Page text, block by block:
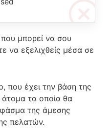
που μπορεί να σου
να εξελιχθείς μέσα σε
που έχει την βάση της
τα οποία θα
της άμεσης
πελατών.